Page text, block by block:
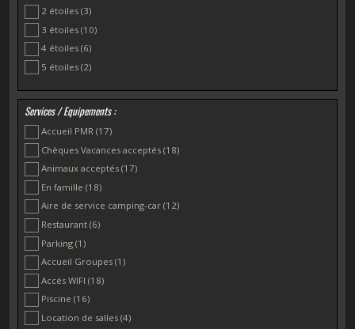
2 étoiles(3)
3 étoiles(10)
4 étoiles(6)
5 étoiles(2)
Services / Equipements :
Accueil PMR(17)
Chèques Vacances acceptés(18)
Animaux acceptés(17)
En famille(18)
Aire de service camping-car(12)
Restaurant(6)
Parking(1)
Accueil Groupes(1)
Accès WIFI(18)
Piscine(16)
Location de salles(4)